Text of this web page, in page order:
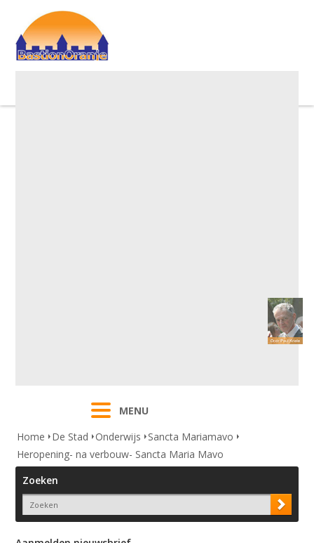
MENU
Home
De Stad Onderwijs
Sancta Mariamavo
Heropening- na verbouw- Sancta Maria Mavo
Zoeken